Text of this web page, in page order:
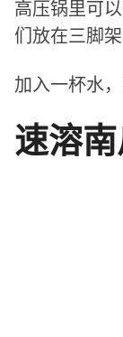
高压锅里可
们放在三脚
加入一杯水
速溶